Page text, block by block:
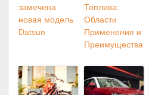
замечена
новая модель
Datsun
Топлива:
Области
Применения и
Преимущества